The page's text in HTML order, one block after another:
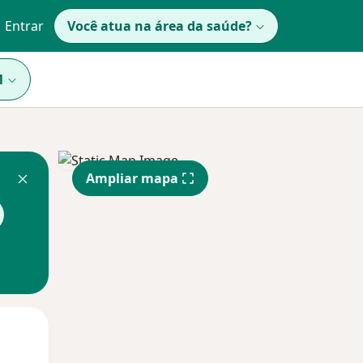
Entrar Você atua na área da saúde?
Ampliar mapa